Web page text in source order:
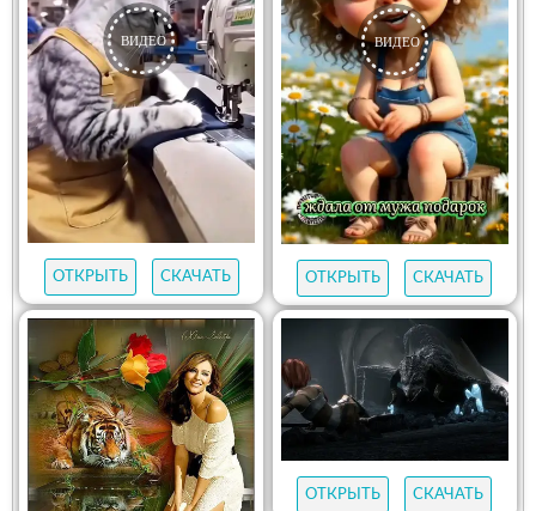
ОТКРЫТЬ СКАЧАТЬ ОТКРЫТЬ СКАЧАТЬ
ОТКРЫТЬ СКАЧАТЬ